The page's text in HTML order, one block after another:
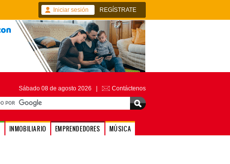
Iniciar sesión REGÍSTRATE
Sábado 08 de agosto 2026 | Contáctenos
INMOBILIARIO EMPRENDEDORES MÚSICA